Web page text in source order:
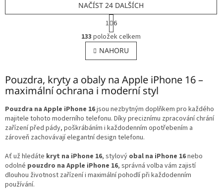
O
v
l
á
a
c
í
p
r
v
k
v
ý
p
NAČÍST 24 DALŠÍCH
S
t
r
á
n
k
v
á
n
1 6
133 položek celkem
NAHORU
Pouzdra, kryty a obaly na Apple iPhone 16 –
maximální ochrana i moderní styl
Pouzdra na Apple iPhone 16jsou nezbytným doplňkem pro každého
majitele tohoto moderního telefonu. Díky preciznímu zpracování chrání
zařízení před pády, poškrábáním i každodenním opotřebením a
zároveň zachovávají elegantní design telefonu.
Ať už hledáte kryt na iPhone 16, stylový obal na iPhone 16nebo
odolné pouzdro na Apple iPhone 16, správná volba vám zajistí
dlouhou životnost zařízení i maximální pohodlí při každodenním
používání.